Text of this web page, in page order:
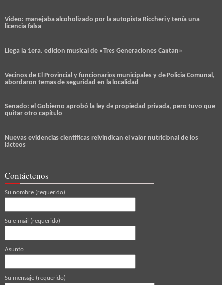
Video: manejaba alcoholizado por la autopista Riccheri y tenía una
licencia falsa
Llega la 1era. edicion musical de «Tres Generaciones Cantan»
Vecinos de El Provincial y funcionarios municipales y de Policia Comunal,
abordaron temas de seguridad en la localidad
Senado: el Gobierno aprobó la ley de propiedad privada, pero tuvo que
quitar otro capítulo
Nuevas evidencias científicas reivindican el valor nutricional de los
lácteos
Contáctenos
Su nombre (requerido)
Su e-mail (requerido)
Asunto
Su mensaje (requerido)